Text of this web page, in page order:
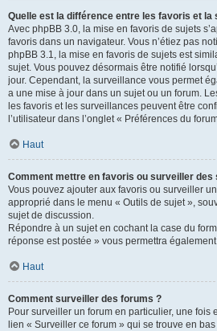
Quelle est la différence entre les favoris et la
Avec phpBB 3.0, la mise en favoris de sujets
favoris dans un navigateur. Vous n’étiez pas
phpBB 3.1, la mise en favoris de sujets est
sujet. Vous pouvez désormais être notifié
jour. Cependant, la surveillance vous permet
a une mise à jour dans un sujet ou un forum.
les favoris et les surveillances peuvent être
l’utilisateur dans l’onglet « Préférences du
Haut
Comment mettre en favoris ou surveiller des
Vous pouvez ajouter aux favoris ou surveiller
approprié dans le menu « Outils de sujet »,
sujet de discussion.
Répondre à un sujet en cochant la case du
réponse est postée » vous permettra
Haut
Comment surveiller des forums ?
Pour surveiller un forum en particulier, une fois
lien « Surveiller ce forum » qui se trouve en